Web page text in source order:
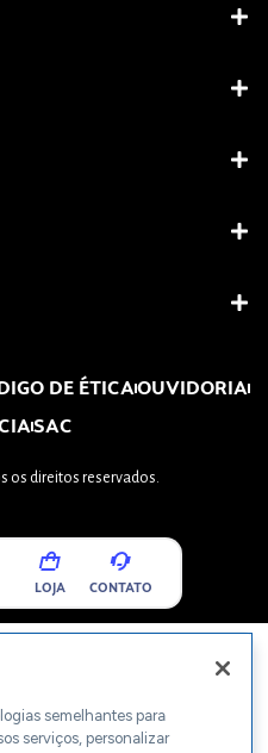
DE ÉTICAOUVIDORIA
SAC
os direitos reservados.
LOJA CONTATO
semelhantes para
serviços, personalizar